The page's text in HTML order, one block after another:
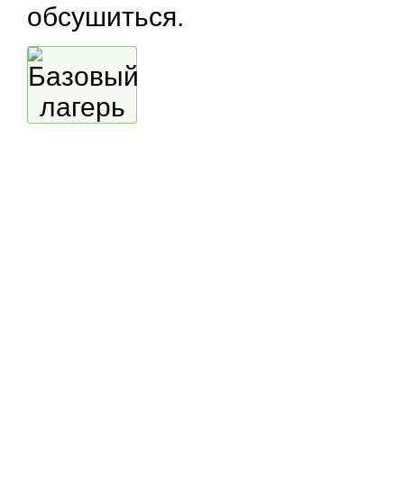
обсушиться.